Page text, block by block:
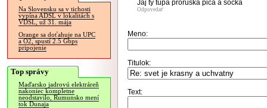
Na Slovensku sa v tichosti
vypína ADSL v lokalitách s
VDSL, už 31. mája
Orange sa doťahuje na UPC
a O2, spustí 2.5 Gbps
pripojenie
Top správy
Maďarsko jadrovú elektráreň
nakoniec kompletne
neodstavilo, Rumunsko mení
tok Dunaja
Jaj ty tupa proruska pica a socka
Odpovedať
Meno:
Titulok:
Text: